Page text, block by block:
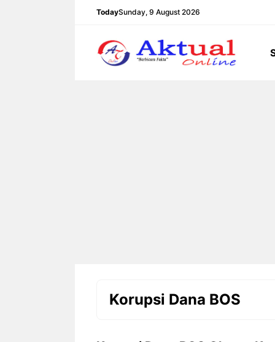
TodaySunday, 9 August 2026
Korupsi Dana BOS